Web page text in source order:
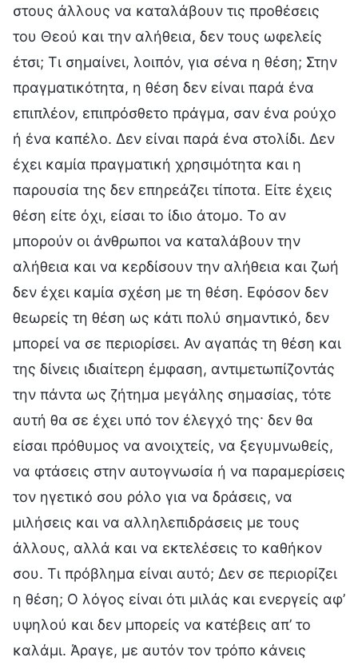
στους άλλους να καταλάβουν τις προθέσεις
του Θεού και την αλήθεια, δεν τους ωφελείς
έτσι; Τι σημαίνει, λοιπόν, για σένα η θέση; Στην
πραγματικότητα, η θέση δεν είναι παρά ένα
επιπλέον, επιπρόσθετο πράγμα, σαν ένα ρούχο
ή ένα καπέλο. Δεν είναι παρά ένα στολίδι. Δεν
έχει καμία πραγματική χρησιμότητα και η
παρουσία της δεν επηρεάζει τίποτα. Είτε έχεις
θέση είτε όχι, είσαι το ίδιο άτομο. Το αν
μπορούν οι άνθρωποι να καταλάβουν την
αλήθεια και να κερδίσουν την αλήθεια και ζωή
δεν έχει καμία σχέση με τη θέση. Εφόσον δεν
θεωρείς τη θέση ως κάτι πολύ σημαντικό, δεν
μπορεί να σε περιορίσει. Αν αγαπάς τη θέση και
της δίνεις ιδιαίτερη έμφαση, αντιμετωπίζοντάς
την πάντα ως ζήτημα μεγάλης σημασίας, τότε
αυτή θα σε έχει υπό τον έλεγχό της· δεν θα
είσαι πρόθυμος να ανοιχτείς, να ξεγυμνωθείς,
να φτάσεις στην αυτογνωσία ή να παραμερίσεις
τον ηγετικό σου ρόλο για να δράσεις, να
μιλήσεις και να αλληλεπιδράσεις με τους
άλλους, αλλά και να εκτελέσεις το καθήκον
σου. Τι πρόβλημα είναι αυτό; Δεν σε περιορίζει
η θέση; Ο λόγος είναι ότι μιλάς και ενεργείς αφ’
υψηλού και δεν μπορείς να κατέβεις απ’ το
καλάμι. Άραγε, με αυτόν τον τρόπο κάνεις